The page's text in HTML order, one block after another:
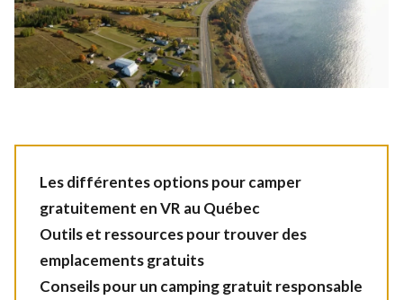
Les différentes options pour camper
gratuitement en VR au Québec
Outils et ressources pour trouver des
emplacements gratuits
Conseils pour un camping gratuit responsable